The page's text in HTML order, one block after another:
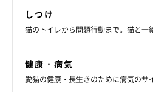
しつけ
猫のトイレから問題行動まで。猫と一
健康・病気
愛猫の健康・長生きのために病気のサ